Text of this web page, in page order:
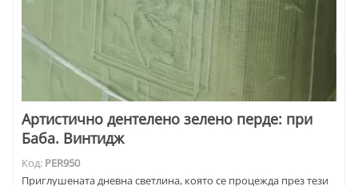
Артистично дентелено зелено перде: при
Баба. Винтидж
Код: PER950
Приглушената дневна светлина, която се процежда през тези